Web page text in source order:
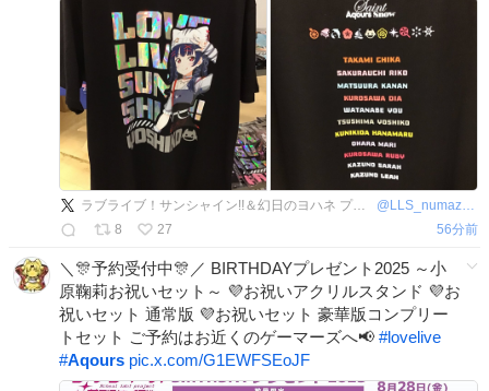
ラブライブ！サンシャイン!!＆幻日のヨハネ プレミアムショップ @ LLS_numazu_2020
8
27 56分前
＼🎊予約受付中🎊／ BIRTHDAYプレゼント2025 ～小
原鞠莉お祝いセット～ 💜お祝いアクリルスタンド 💜お
祝いセット 通常版 💜お祝いセット 豪華版コンプリー
トセット ご予約はお近くのゲーマーズへ📢 #lovelive
#Aqours pic.x.com/G1EWFSEoJF